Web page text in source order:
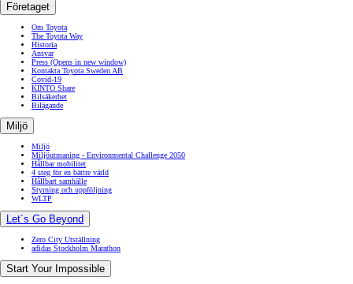
Företaget
Om Toyota
The Toyota Way
Historia
Ansvar
Press (Opens in new window)
Kontakta Toyota Sweden AB
Covid-19
KINTO Share
Bilsäkerhet
Bilägande
Miljö
Miljö
Miljöutmaning - Environmental Challenge 2050
Hållbar mobilitet
4 steg för en bättre värld
Hållbart samhälle
Styrning och uppföljning
WLTP
Let´s Go Beyond
Zero City Utställning
adidas Stockholm Marathon
Start Your Impossible